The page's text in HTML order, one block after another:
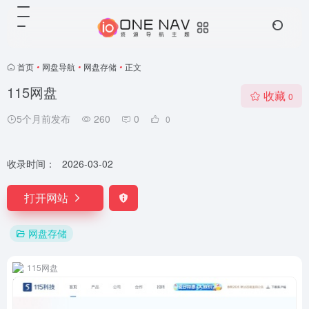
首页 • 网盘导航 • 网盘存储 • 正文
115网盘
5个月前发布 260 0 0
收藏 0
收录时间： 2026-03-02
打开网站
网盘存储
115网盘